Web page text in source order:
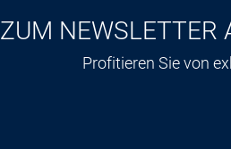
ZUM NEWSLETTER
Profitieren Sie von